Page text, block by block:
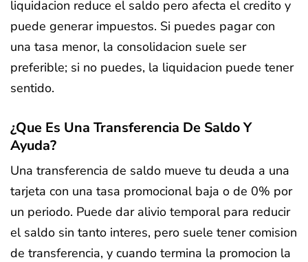
liquidacion reduce el saldo pero afecta el credito y
puede generar impuestos. Si puedes pagar con
una tasa menor, la consolidacion suele ser
preferible; si no puedes, la liquidacion puede tener
sentido.
¿Que Es Una Transferencia De Saldo Y
Ayuda?
Una transferencia de saldo mueve tu deuda a una
tarjeta con una tasa promocional baja o de 0% por
un periodo. Puede dar alivio temporal para reducir
el saldo sin tanto interes, pero suele tener comision
de transferencia, y cuando termina la promocion la